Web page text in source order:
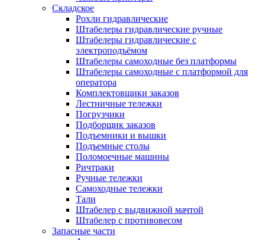
Складское
Рохли гидравлические
Штабелеры гидравлические ручные
Штабелеры гидравлические с
электроподъёмом
Штабелеры самоходные без платформы
Штабелеры самоходные с платформой для
оператора
Комплектовщики заказов
Лестничные тележки
Погрузчики
Подборщик заказов
Подъемники и вышки
Подъемные столы
Поломоечные машины
Ричтраки
Ручные тележки
Самоходные тележки
Тали
Штабелер с выдвижной мачтой
Штабелер с противовесом
Запасные части